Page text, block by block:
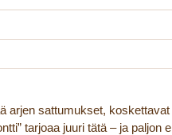
arjen sattumukset,
tarjoaa juuri tätä – ja paljon